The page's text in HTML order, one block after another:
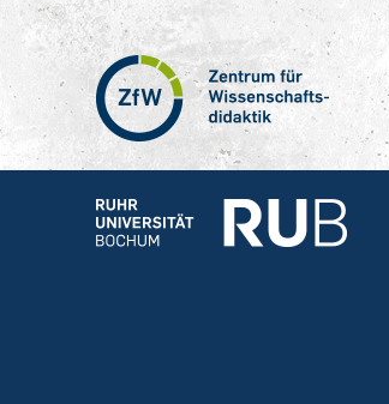
Zentrum
für
Wissenschaftsdidaktik
–
Ruhr-
Universität